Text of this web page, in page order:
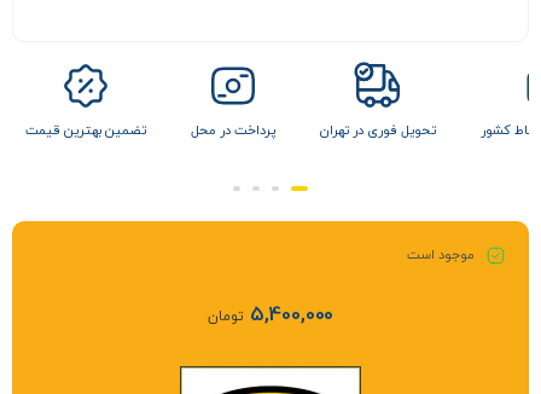
نقاط کشور تحویل فوری در تهران پرداخت در محل تضمین بهترین قیمت
موجود است
5,400,000 تومان